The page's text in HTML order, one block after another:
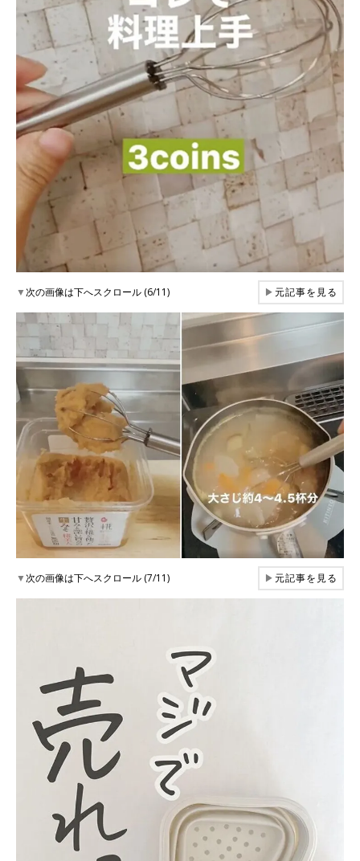
▼次の画像は下へスクロール (6/11) ▶元記事を見る
▼次の画像は下へスクロール (7/11) ▶元記事を見る